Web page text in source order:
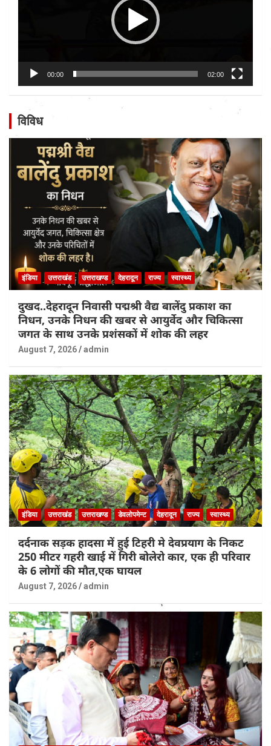
00:00 02:00
विविध
इंडिया उत्तराखंड उत्तराखण्ड देहरादून राज्य स्वास्थ्य
दुखद..देहरादून निवासी पद्मश्री वैद्य बालेंदु प्रकाश का
निधन, उनके निधन की खबर से आयुर्वेद और चिकित्सा
जगत के साथ उनके प्रशंसकों में शोक की लहर
August 7, 2026 admin
इंडिया उत्तराखंड उत्तराखण्ड डेवलोपमेन्ट देहरादून राज्य स्वास्थ्य
दर्दनाक सड़क हादसा में हुई टिहरी मे देवप्रयाग के निकट
250 मीटर गहरी खाई में गिरी बोलेरो कार, एक ही परिवार
के 6 लोगों की मौत,एक घायल
August 7, 2026 admin